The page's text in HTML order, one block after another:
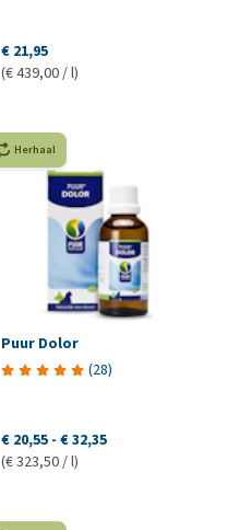
€ 21,95
(€ 439,00 / l)
Herhaal
Puur Dolor
(28)
€ 20,55 - € 32,35
(€ 323,50 / l)